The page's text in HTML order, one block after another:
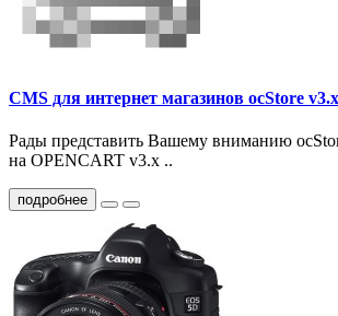
CMS для интернет магазинов ocStore v3.x
Рады представить Вашему вниманию
на OPENCART v3.x ..
подробнее